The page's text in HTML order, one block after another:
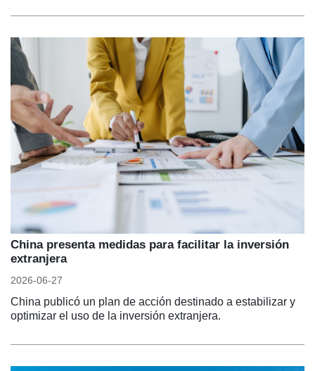
China presenta medidas para facilitar la inversión
extranjera
2026-06-27
China publicó un plan de acción destinado a estabilizar y
optimizar el uso de la inversión extranjera.